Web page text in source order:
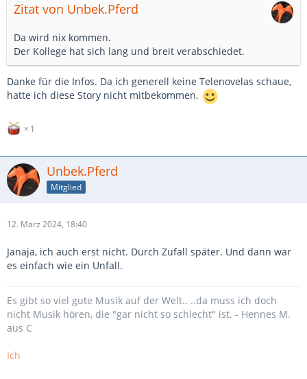
Zitat von Unbek.Pferd
Da wird nix kommen.
Der Kollege hat sich lang und breit verabschiedet.
Danke für die Infos. Da ich generell keine Telenovelas schaue,
hatte ich diese Story nicht mitbekommen.
1
Unbek.Pferd
Mitglied
12. März 2024, 18:40
Janaja, ich auch erst nicht. Durch Zufall später. Und dann war
es einfach wie ein Unfall.
Es gibt so viel gute Musik auf der Welt.. ..da muss ich doch
nicht Musik hören, die "gar nicht so schlecht" ist. - Hennes M.
aus C
Ich